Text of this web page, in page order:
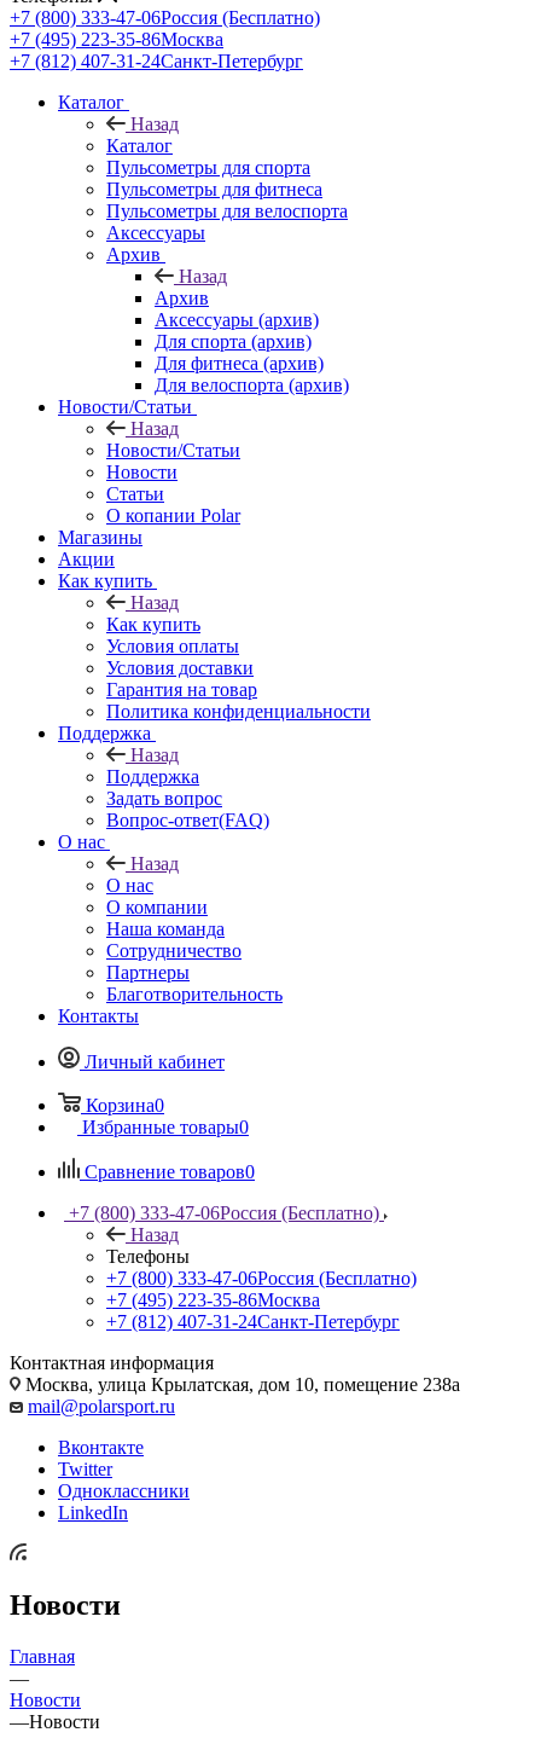
+7 (800) 333-47-06Россия (Бесплатно)
+7 (495) 223-35-86Москва
+7 (812) 407-31-24Санкт-Петербург
Каталог
Назад
Каталог
Пульсометры для спорта
Пульсометры для фитнеса
Пульсометры для велоспорта
Аксессуары
Архив
Назад
Архив
Аксессуары (архив)
Для спорта (архив)
Для фитнеса (архив)
Для велоспорта (архив)
Новости/Статьи
Назад
Новости/Статьи
Новости
Статьи
О копании Polar
Магазины
Акции
Как купить
Назад
Как купить
Условия оплаты
Условия доставки
Гарантия на товар
Политика конфиденциальности
Поддержка
Назад
Поддержка
Задать вопрос
Вопрос-ответ(FAQ)
О нас
Назад
О нас
О компании
Наша команда
Сотрудничество
Партнеры
Благотворительность
Контакты
Личный кабинет
Корзина0
Избранные товары0
Сравнение товаров0
+7 (800) 333-47-06Россия (Бесплатно)
Назад
Телефоны
+7 (800) 333-47-06Россия (Бесплатно)
+7 (495) 223-35-86Москва
+7 (812) 407-31-24Санкт-Петербург
Контактная информация
Москва, улица Крылатская, дом 10, помещение 238а
mail@polarsport.ru
Вконтакте
Twitter
Одноклассники
LinkedIn
Новости
Главная
—
Новости
—Новости